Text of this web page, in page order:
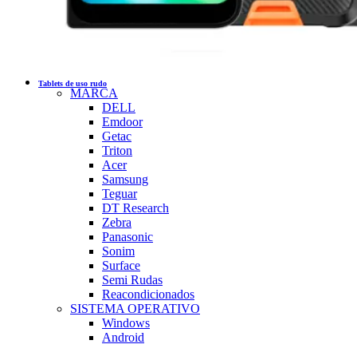
Tablets de uso rudo
MARCA
DELL
Emdoor
Getac
Triton
Acer
Samsung
Teguar
DT Research
Zebra
Panasonic
Sonim
Surface
Semi Rudas
Reacondicionados
SISTEMA OPERATIVO
Windows
Android